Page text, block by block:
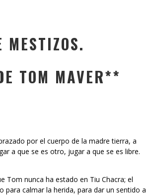
MESTIZOS.
TOM MAVER**
por el cuerpo de la madre tierra, a
a que se es otro, jugar a que se es libre.
Tom nunca ha estado en Tiu Chacra; el
para calmar la herida, para dar un sentido a